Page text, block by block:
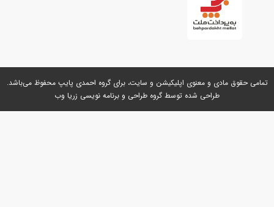
و معنوی اپلیکیشن و سایت، برای گروه احمدی پایپمحفوظ می‌باشد.
طراحی شده توسط گروه طراحی و برنامه نویسی زریا وب